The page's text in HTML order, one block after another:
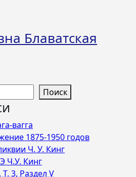
Блаватская
Поиск
вагга
1875-1950 годов
Ч. У. Кинг
Ч.У. Кинг
3, Раздел V